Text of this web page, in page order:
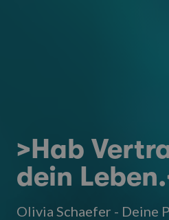
>Hab
dein
Olivia Schaefer - Deine